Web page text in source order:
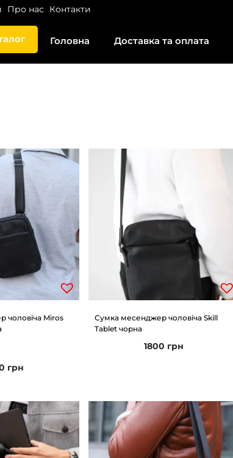
Про нас Контакти
Головна Доставка та оплата
чоловіча Miros
грн
Сумка месенджер чоловіча Skill
Tablet чорна
1800 грн